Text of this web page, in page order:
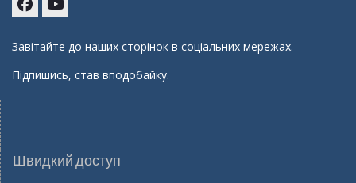
Завітайте до наших сторінок в соціальних мережах.
Підпишись, став вподобайку.
Швидкий доступ